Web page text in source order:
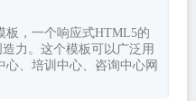
板，一个响应式HTML5的
力。这个模板可以广泛用
、培训中心、咨询中心网